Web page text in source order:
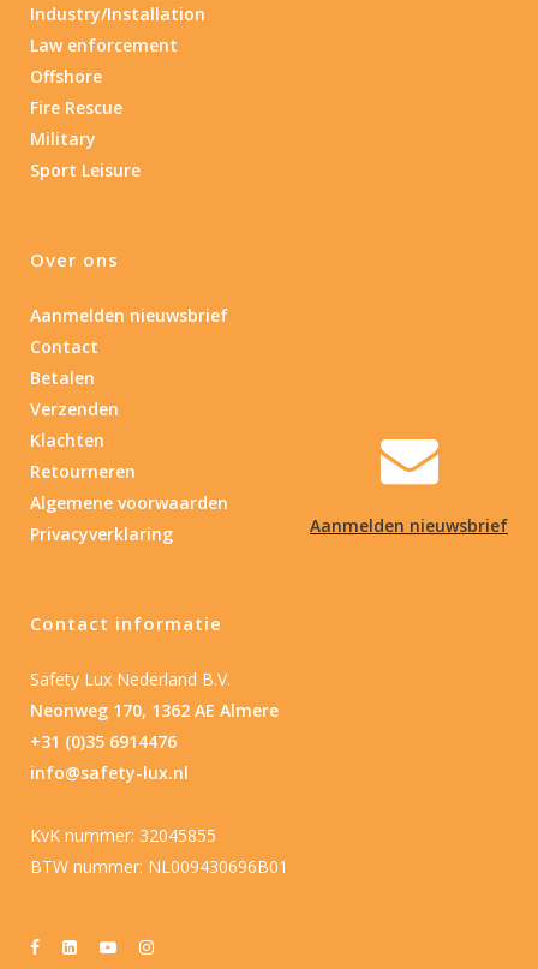
Aanmelden nieuwsbrief
Industry/Installation
Law enforcement
Offshore
Fire Rescue
Military
Sport Leisure
Over ons
Aanmelden nieuwsbrief
Contact
Betalen
Verzenden
Klachten
Retourneren
Algemene voorwaarden
Privacyverklaring
Contact informatie
Safety Lux Nederland B.V.
Neonweg 170, 1362 AE Almere
+31 (0)35 6914476
info@safety-lux.nl
KvK nummer: 32045855
BTW nummer: NL009430696B01